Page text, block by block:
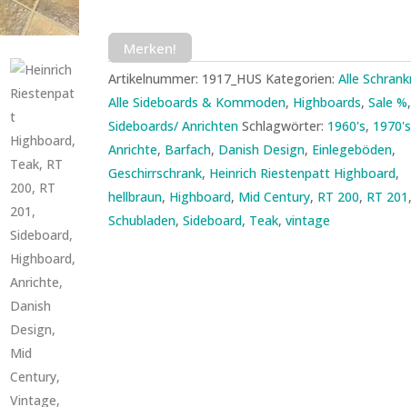
Merken!
Artikelnummer: 1917_HUS Kategorien:Alle
Alle Sideboards & Kommoden, Highboards,Sale %,
Sideboards/ Anrichten Schlagwörter: 1960's, 1970's
Anrichte, Barfach, Danish Design, Einlegeböden,
Geschirrschrank, Heinrich Riestenpatt Highboard,
hellbraun, Highboard, Mid Century, RT 200, RT 201,
Schubladen,Sideboard, Teak,vintage